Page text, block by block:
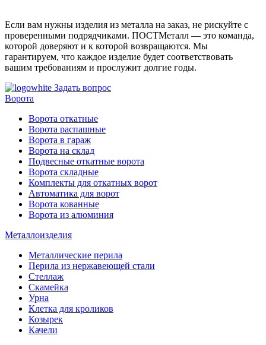
Если вам нужны изделия из металла на заказ, не рискуйте с
проверенными подрядчиками. ПОСТМеталл — это команда,
которой доверяют и к которой возвращаются. Мы
гарантируем, что каждое изделие будет соответствовать
вашим требованиям и прослужит долгие годы.
Задать вопрос
Ворота
Ворота откатные
Ворота распашные
Ворота в гараж
Ворота на склад
Подвесные откатные ворота
Ворота складные
Комплекты для откатных ворот
Автоматика для ворот
Ворота кованные
Ворота из алюминия
Металлоизделия
Металлические перила
Перила из нержавеющей стали
Стеллаж
Скамейка
Урна
Клетка для кроликов
Козырек
Качели